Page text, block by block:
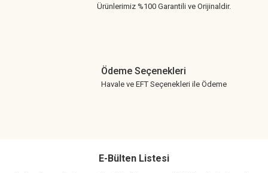
Ürünlerimiz %100 Garantili ve Orijinaldir.
Ödeme Seçenekleri
Havale ve EFT Seçenekleri ile Ödeme
E-Bülten Listesi